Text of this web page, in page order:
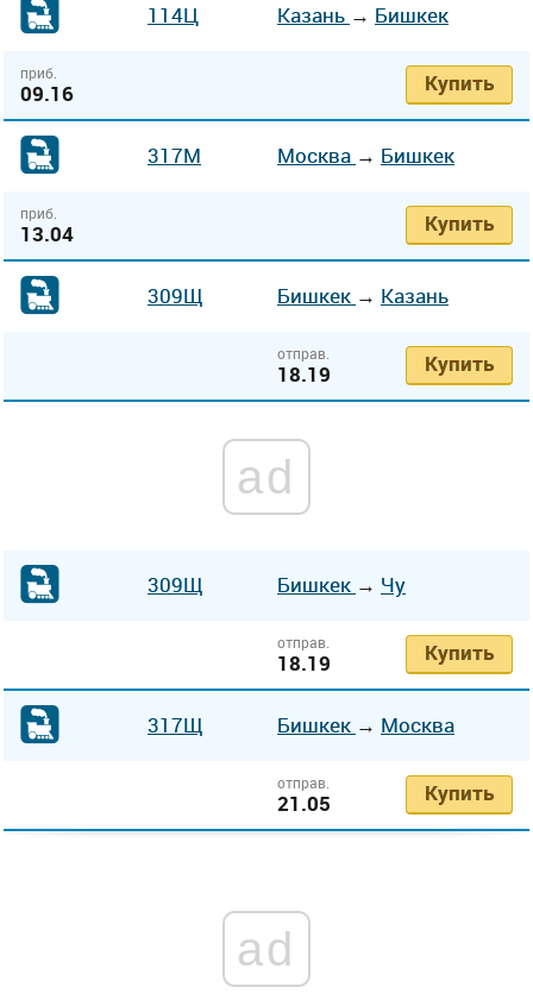
114Ц Казань → Бишкек
приб.
09.16 Купить
317М Москва → Бишкек
приб.
13.04 Купить
309Щ Бишкек → Казань
отправ.
18.19 Купить
ad
309Щ Бишкек → Чу
отправ.
18.19 Купить
317Щ Бишкек → Москва
отправ.
21.05 Купить
ad